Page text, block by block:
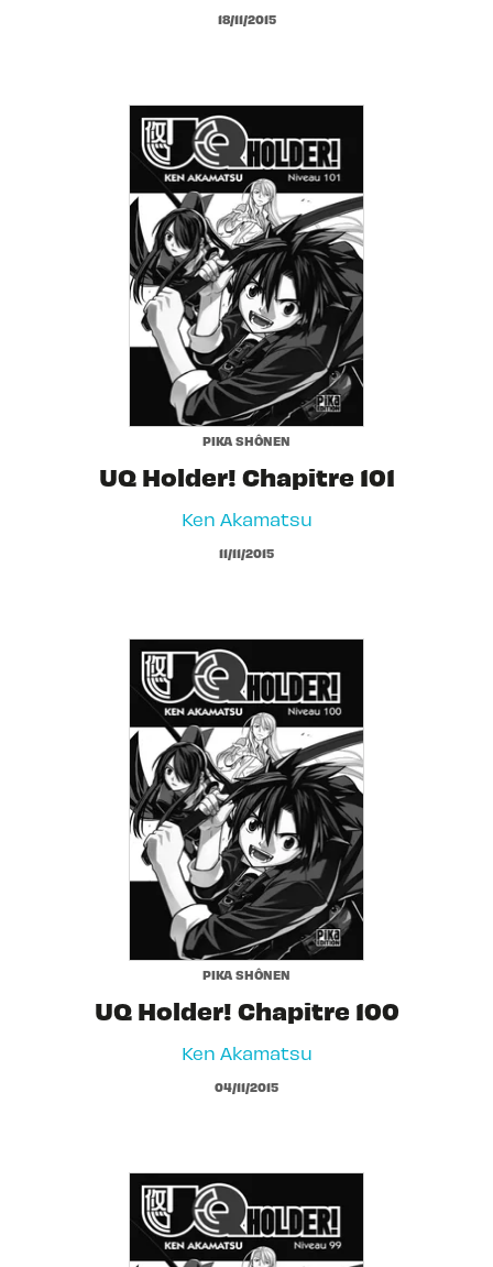
18/11/2015
PIKA SHÔNEN
UQ Holder! Chapitre 101
Ken Akamatsu
11/11/2015
PIKA SHÔNEN
UQ Holder! Chapitre 100
Ken Akamatsu
04/11/2015